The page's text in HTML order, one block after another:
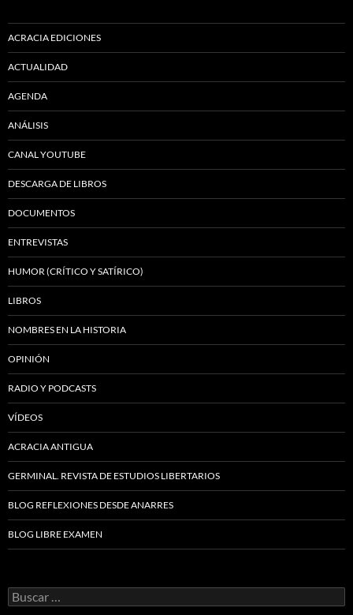
ACRACIA EDICIONES
ACTUALIDAD
AGENDA
ANÁLISIS
CANAL YOUTUBE
DESCARGA DE LIBROS
DOCUMENTOS
ENTREVISTAS
HUMOR (CRÍTICO Y SATÍRICO)
LIBROS
NOMBRES EN LA HISTORIA
OPINIÓN
RADIO Y PODCASTS
VÍDEOS
ACRACIA ANTIGUA
GERMINAL. REVISTA DE ESTUDIOS LIBERTARIOS
BLOG REFLEXIONES DESDE ANARRES
BLOG LIBRE EXAMEN
Buscar: